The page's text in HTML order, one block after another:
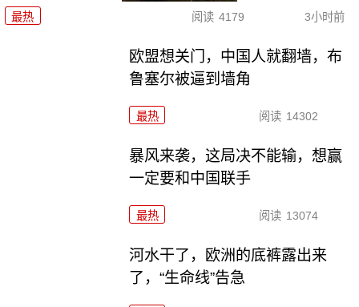
最热 阅读 4179 3小时前
欧盟想关门，中国人就翻墙，布
鲁塞尔被逼到墙角
最热 阅读 14302
暴风来袭，这局决不能输，想赢
一定要和中国联手
最热 阅读 13074
河水干了，欧洲的底裤露出来
了，“生命线”告急